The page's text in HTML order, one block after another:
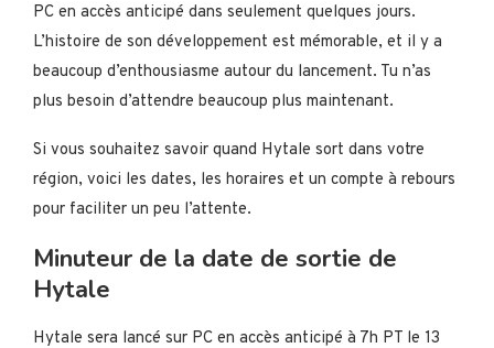
PC en accès anticipé dans seulement quelques jours.
L’histoire de son développement est mémorable, et il y a
beaucoup d’enthousiasme autour du lancement. Tu n’as
plus besoin d’attendre beaucoup plus maintenant.
Si vous souhaitez savoir quand Hytale sort dans votre
région, voici les dates, les horaires et un compte à rebours
pour faciliter un peu l’attente.
Minuteur de la date de sortie de
Hytale
Hytale sera lancé sur PC en accès anticipé à 7h PT le 13